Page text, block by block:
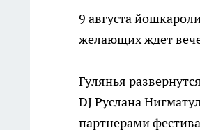
9 августа
желающих ждет
Гулянья развернутся
DJ Руслана
партнерами